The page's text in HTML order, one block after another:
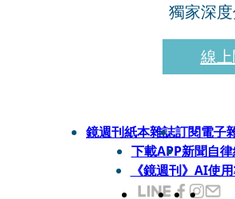
獨家深
線
鏡週刊紙本雜誌訂閱電子
下載APP新聞自
《鏡週刊》AI使